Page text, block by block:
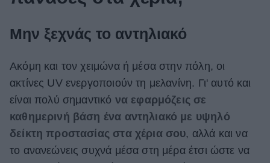
Γάμος
Market News
Μην ξεχνάς το αντηλιακό
Ακόμη και τον χειμώνα ή μέσα στην πόλη, οι
ακτίνες UV ενεργοποιούν τη μελανίνη. Γι' αυτό και
είναι πολύ σημαντικό να εφαρμόζεις σε
καθημερινή βάση ένα αντηλιακό με υψηλό
δείκτη προστασίας στα χέρια σου, αλλά και να
το ανανεώνεις συχνά μέσα στη μέρα έτσι ώστε να